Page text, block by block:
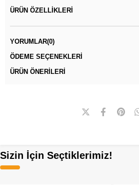
ÜRÜN ÖZELLIKLERI
YORUMLAR(0)
ÖDEME SEÇENEKLERI
ÜRÜN ÖNERILERI
Sizin İçin Seçtiklerimiz!